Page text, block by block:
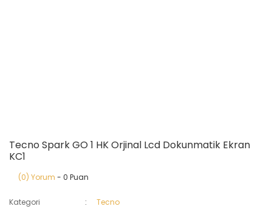
Tecno Spark GO 1 HK Orjinal Lcd Dokunmatik Ekran
KC1
(0) Yorum - 0 Puan
Kategori
Tecno